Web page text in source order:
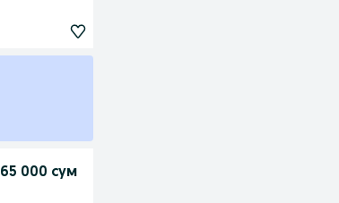
65 000 сум